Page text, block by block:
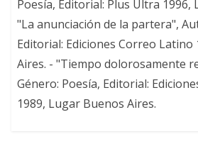
Poesía, Editorial: Plus Ultra 1996,
"La anunciación de la partera",
Editorial: Ediciones Correo Latino
Aires. - "Tiempo dolorosamente
Género: Poesía, Editorial:
1989, Lugar Buenos Aires.